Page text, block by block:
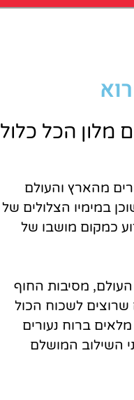
פה!
מלון הכל כלול
מהארץ והעולם
במימיו הצלולים של
ו-8.5 קילומטר רוחב, וידוע כמקום מושבו של
העולם, מסיבות החוף
לשכוח הכול
ברוח נעורים
השילוב המושלם